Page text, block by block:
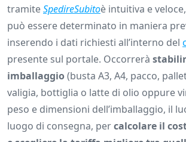
tramiteSpedireSubitoè intuitiva e
può essere determinato in maniera
inserendo i dati richiesti all’interno del
presente sul portale. Occorrerà
imballaggio(busta A3, A4, pacco,
valigia, bottiglia o latte di olio oppure
peso e dimensioni dell’imballaggio, il
luogo di consegna, percalcolare il